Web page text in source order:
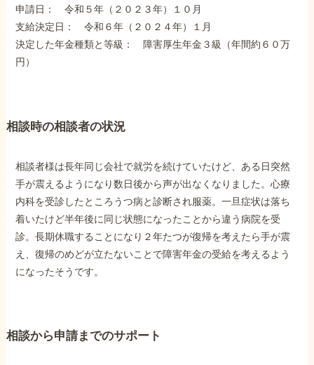
障害年金コラム
事務所について
お客様からの感謝のお手紙
サイトマップ
申請日： 令和５年（２０２３年）１０月
支給決定日： 令和６年（２０２４年）１月
決定した年金種類と等級： 障害厚生年金３級（年間約６０万
円）
相談時の相談者の状況
相談者様は長年同じ会社で就労を続けていたけど、ある日突然
手が震えるようになり数日後から声が出なくなりました。心療
内科を受診したところうつ病と診断され服薬。一旦症状は落ち
着いたけど半年後に同じ状態になったことから違う病院を受
診。長期休職することになり２年たつが復帰を考えたら手が震
え、復帰のめどが立たないことで障害年金の受給を考えるよう
になったそうです。
相談から申請までのサポート